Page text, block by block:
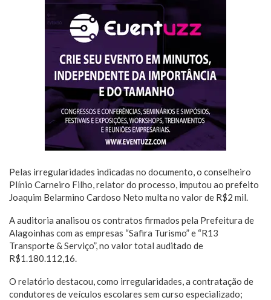
Pelas irregularidades indicadas no documento, o conselheiro
Plínio Carneiro Filho, relator do processo, imputou ao prefeito
Joaquim Belarmino Cardoso Neto multa no valor de R$2 mil.
A auditoria analisou os contratos firmados pela Prefeitura de
Alagoinhas com as empresas “Safira Turismo” e “R13
Transporte & Serviço”, no valor total auditado de
R$1.180.112,16.
O relatório destacou, como irregularidades, a contratação de
condutores de veículos escolares sem curso especializado;